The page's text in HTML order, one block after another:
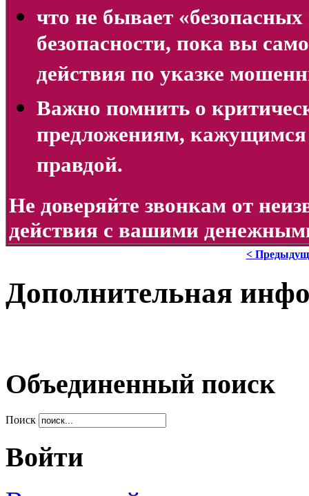
что не бывает
безопасности, пока вы
действия по указке
Важно помнить о
предложениям,
правдой.
Не доверяйте звонкам от
действия с вашими
<
Дополнительная
Объединенный поиск
Поиск
Войти